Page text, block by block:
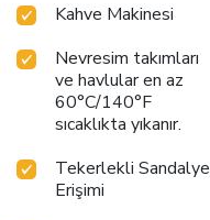
Kahve Makinesi
Nevresim takımları
ve havlular en az
60°C/140°F
sıcaklıkta yıkanır.
Tekerlekli Sandalye
Erişimi